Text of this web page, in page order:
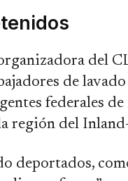
del
de
federales
región del
deportados,